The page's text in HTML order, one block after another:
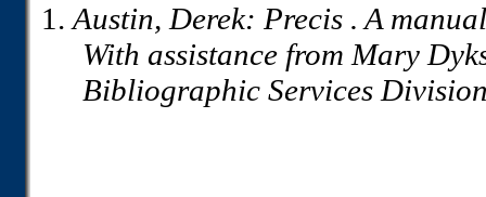
1. Austin, Derek: Precis . A
With assistance from Mary
Bibliographic Services